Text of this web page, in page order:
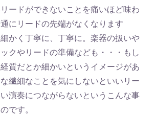
ードができないことを痛いほど味わ
にリードの先端がなくなります
かく丁寧に、丁寧に。楽器の扱いや
クやリードの準備なども・・・もし
質だとか細かいというイメージがあ
繊細なことを気にしないといいリー
演奏につながらないというこんな事
です。